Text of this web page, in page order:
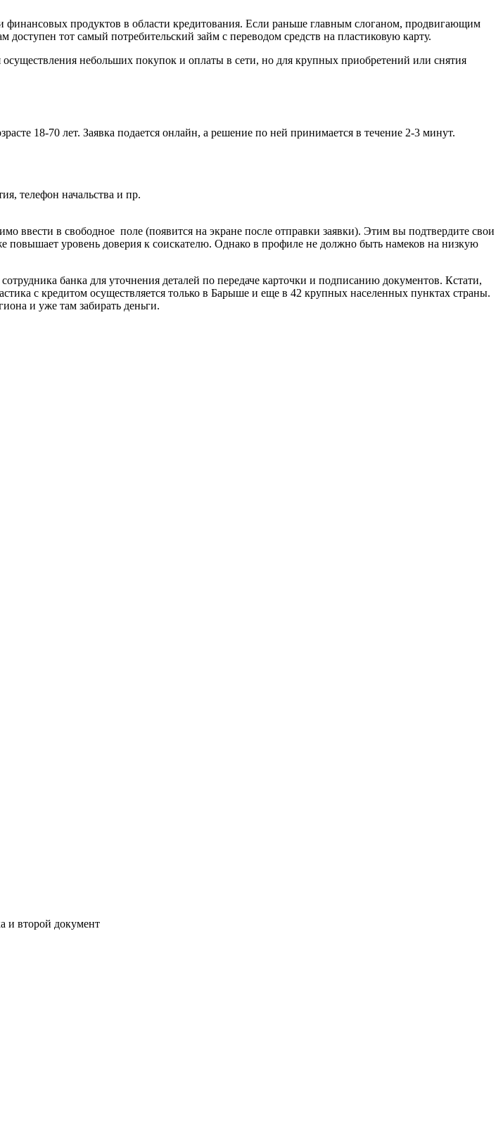
продуктов в области кредитования. Если раньше главным слоганом, продвигающим
тот самый потребительский займ с переводом средств на пластиковую карту.
небольших покупок и оплаты в сети, но для крупных приобретений или снятия
18-70 лет. Заявка подается онлайн, а решение по ней принимается в течение 2-3 минут.
телефон начальства и пр.
ввести в свободное поле (появится на экране после отправки заявки). Этим вы подтвердите свои
повышает уровень доверия к соискателю. Однако в профиле не должно быть намеков на низкую
банка для уточнения деталей по передаче карточки и подписанию документов. Кстати,
с кредитом осуществляется только в Барыше и еще в 42 крупных населенных пунктах страны.
и уже там забирать деньги.
и второй документ